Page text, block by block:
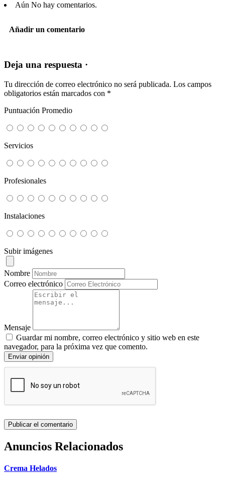
Aún No hay comentarios.
Añadir un comentario
Deja una respuesta ·
Tu dirección de correo electrónico no será publicada. Los campos
obligatorios están marcados con *
Puntuación Promedio
Servicios
Profesionales
Instalaciones
Subir imágenes
Nombre
Correo electrónico
Mensaje
Guardar mi nombre, correo electrónico y sitio web en este
navegador, para la próxima vez que comento.
Enviar opinión
Anuncios Relacionados
Crema Helados